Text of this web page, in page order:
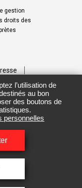
gestion
droits des
l’utilisation de
au bon
des boutons de
personnelles